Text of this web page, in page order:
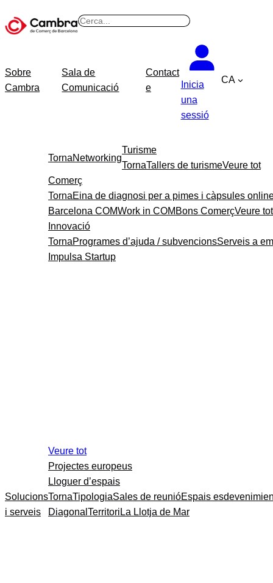
B
Sobre
Cambra
Sala de
Comunicació
Contact
e
Inicia
una
sessió
CA
Solucions
i serveis
TornaNetworking
Turisme
TornaTallers de turismeVeure tot
Comerç
TornaEina de diagnosi per a pimes i càpsules
Barcelona COMWork in COM Bons ComerçVeure tot
Innovació
TornaProgrames d’ajuda / subvencionsServeis a
Impulsa Startup
Veure tot
Projectes europeus
Lloguer d’espais
TornaTipologiaSales de reunióEspais
Diagonal Territori La Llotja de Mar